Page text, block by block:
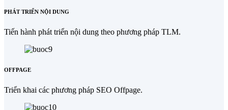
PHÁT TRIỂN NỘI DUNG
Tiến hành phát triển nội dung theo phương pháp TLM.
OFFPAGE
Triển khai các phương pháp SEO Offpage.